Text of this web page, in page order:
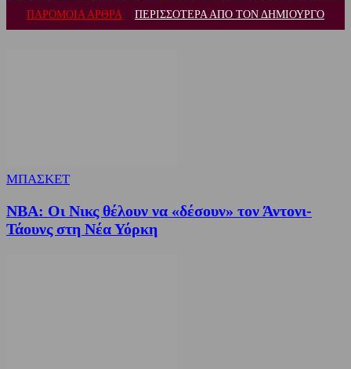
ΠΑΡΟΜΟΙΑ ΑΡΘΡΑ ΠΕΡΙΣΣΟΤΕΡΑ ΑΠΟ ΤΟΝ ΔΗΜΙΟΥΡΓΟ
ΜΠΑΣΚΕΤ
NBA: Οι Νικς θέλουν να «δέσουν» τον Άντονι-
Τάουνς στη Νέα Υόρκη